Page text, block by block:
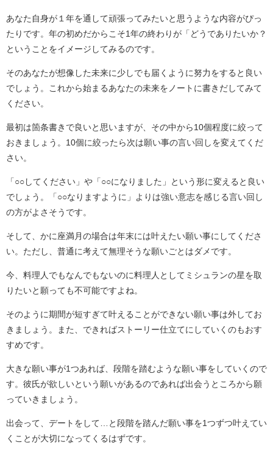
あなた自身が１年を通して頑張ってみたいと思うような内容がぴっ
たりです。年の初めだからこそ1年の終わりが「どうでありたいか？
ということをイメージしてみるのです。
そのあなたが想像した未来に少しでも届くように努力をすると良い
でしょう。これから始まるあなたの未来をノートに書きだしてみて
ください。
最初は箇条書きで良いと思いますが、その中から10個程度に絞って
おきましょう。10個に絞ったら次は願い事の言い回しを変えてくだ
さい。
「○○してください」や「○○になりました」という形に変えると良い
でしょう。「○○なりますように」よりは強い意志を感じる言い回し
の方がよさそうです。
そして、かに座満月の場合は年末には叶えたい願い事にしてくださ
い。ただし、普通に考えて無理そうな願いごとはダメです。
今、料理人でもなんでもないのに料理人としてミシュランの星を取
りたいと願っても不可能ですよね。
そのように期間が短すぎて叶えることができない願い事は外してお
きましょう。また、できればストーリー仕立てにしていくのもおす
すめです。
大きな願い事が1つあれば、段階を踏むような願い事をしていくので
す。彼氏が欲しいという願いがあるのであれば出会うところから願
っていきましょう。
出会って、デートをして…と段階を踏んだ願い事を1つずつ叶えてい
くことが大切になってくるはずです。